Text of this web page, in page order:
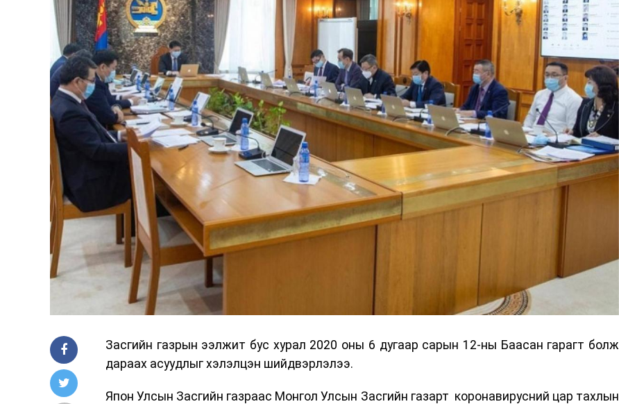
Засгийн газрын ээлжит бус хурал 2020 оны 6 дугаар сарын 12-ны Баасан гарагт болж
дараах асуудлыг хэлэлцэн шийдвэрлэлээ.
Япон Улсын Засгийн газраас Монгол Улсын Засгийн газарт коронавирусний цар тахлын